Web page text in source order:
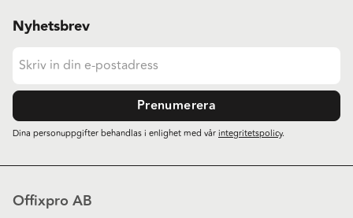
Nyhetsbrev
Prenumerera
Dina personuppgifter behandlas i enlighet med vårintegritetspolicy.
Offixpro AB